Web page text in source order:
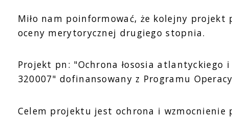
Miło nam poinformować, że kolejny projekt
oceny merytorycznej drugiego stopnia.
Projekt pn: "Ochrona łososia atlantyckiego
320007" dofinansowany z Programu
Celem projektu jest ochrona i